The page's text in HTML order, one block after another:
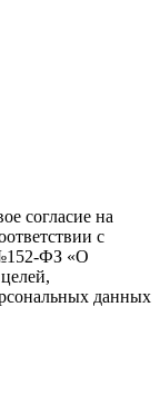
согласие на
с
ФЗ «О
данных